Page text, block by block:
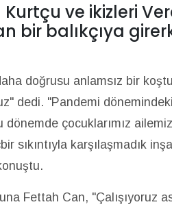
ve ikizleri
bir balıkçıya
doğrusu anlamsız bir
dedi. "Pandemi
çocuklarımız ailemiz
sıkıntıyla karşılaşmadık
Fettah Can, "Çalışıyoruz